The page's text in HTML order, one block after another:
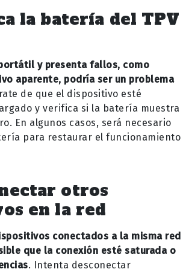
la batería del TPV
y presenta fallos, como
aparente, podría ser un problema
de que el dispositivo esté
y verifica si la batería muestra
En algunos casos, será necesario
para restaurar el funcionamiento
otros
en la red
conectados a la misma red
que la conexión esté saturada o
. Intenta desconectar